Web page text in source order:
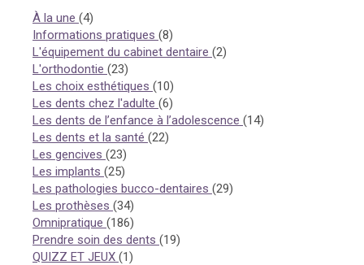
À la une (4)
Informations pratiques (8)
L'équipement du cabinet dentaire (2)
L'orthodontie (23)
Les choix esthétiques (10)
Les dents chez l'adulte (6)
Les dents de l’enfance à l’adolescence (14)
Les dents et la santé (22)
Les gencives (23)
Les implants (25)
Les pathologies bucco-dentaires (29)
Les prothèses (34)
Omnipratique (186)
Prendre soin des dents (19)
QUIZZ ET JEUX (1)